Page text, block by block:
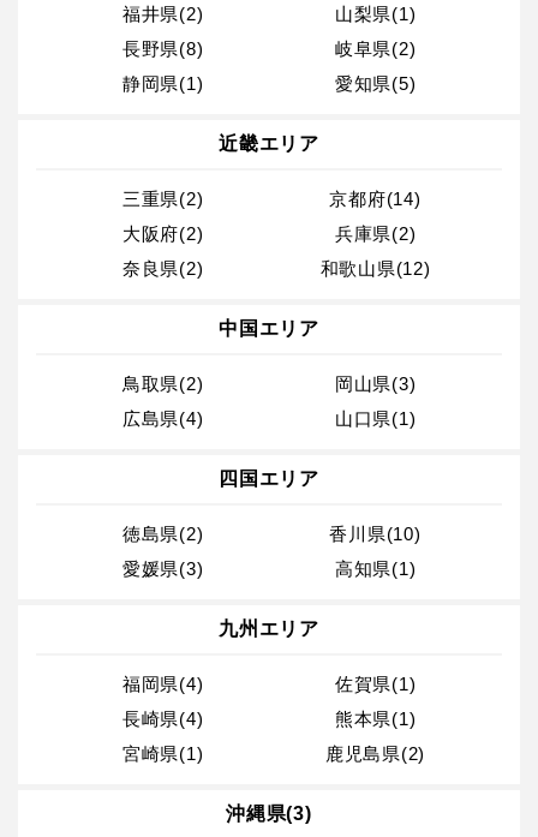
福井県(2)
山梨県(1)
長野県(8)
岐阜県(2)
静岡県(1)
愛知県(5)
近畿エリア
三重県(2)
京都府(14)
大阪府(2)
兵庫県(2)
奈良県(2)
和歌山県(12)
中国エリア
鳥取県(2)
岡山県(3)
広島県(4)
山口県(1)
四国エリア
徳島県(2)
香川県(10)
愛媛県(3)
高知県(1)
九州エリア
福岡県(4)
佐賀県(1)
長崎県(4)
熊本県(1)
宮崎県(1)
鹿児島県(2)
沖縄県(3)